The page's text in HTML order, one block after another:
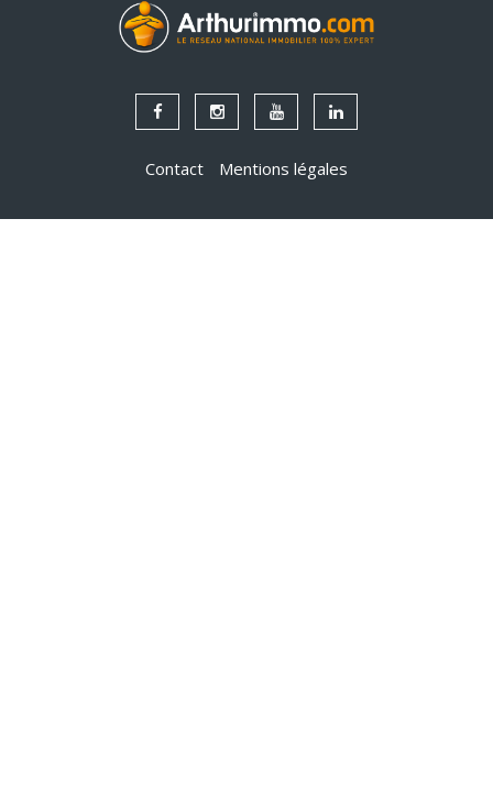
Contact Mentions légales